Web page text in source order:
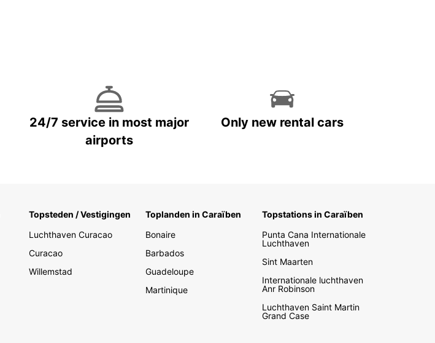
24/7 service in most major
airports
Only new rental cars
Topsteden / Vestigingen
Luchthaven Curacao
Curacao
Willemstad
Toplanden in Caraïben
Bonaire
Barbados
Guadeloupe
Martinique
Topstations in Caraïben
Punta Cana Internationale
Luchthaven
Sint Maarten
Internationale luchthaven
Anr Robinson
Luchthaven Saint Martin
Grand Case